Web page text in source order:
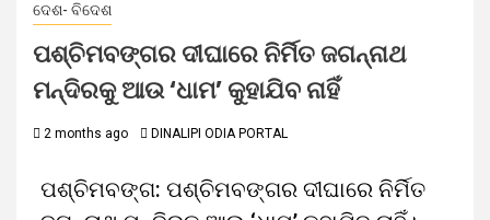
ଦେଶ- ବିଦେଶ
ପଶ୍ଚିମବଙ୍ଗର ଦୀଘାରେ ନିର୍ମିତ ଜଗନ୍ନାଥ
ମନ୍ଦିରକୁ ଆଉ ‘ଧାମ’ କୁହାଯିବ ନାହିଁ
2 months ago DINALIPI ODIA PORTAL
ପଶ୍ଚିମବଙ୍ଗ: ପଶ୍ଚିମବଙ୍ଗର ଦୀଘାରେ ନିର୍ମିତ